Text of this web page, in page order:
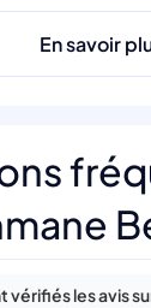
En savoir
vérifiés les avis